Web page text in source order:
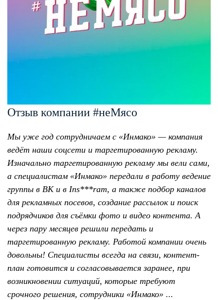
Отзыв компании #неМясо
Мы уже год сотрудничаем с «Инмако» — компания
ведёт наши соцсети и таргетированную рекламу.
Изначально таргетированную рекламу мы вели сами,
а специалистам «Инмако» передали в работу ведение
группы в ВК и в Ins***ram, а также подбор каналов
для рекламных посевов, создание рассылок и поиск
подрядчиков для съёмки фото и видео контента. А
через пару месяцев решили передать и
таргетированную рекламу. Работой компании очень
довольны! Специалисты всегда на связи, контент-
план готовится и согласовывается заранее, при
возникновении ситуаций, которые требуют
срочного решения, сотрудники «Инмако» ...